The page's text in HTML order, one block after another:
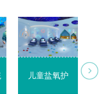
儿童盐氧护 儿